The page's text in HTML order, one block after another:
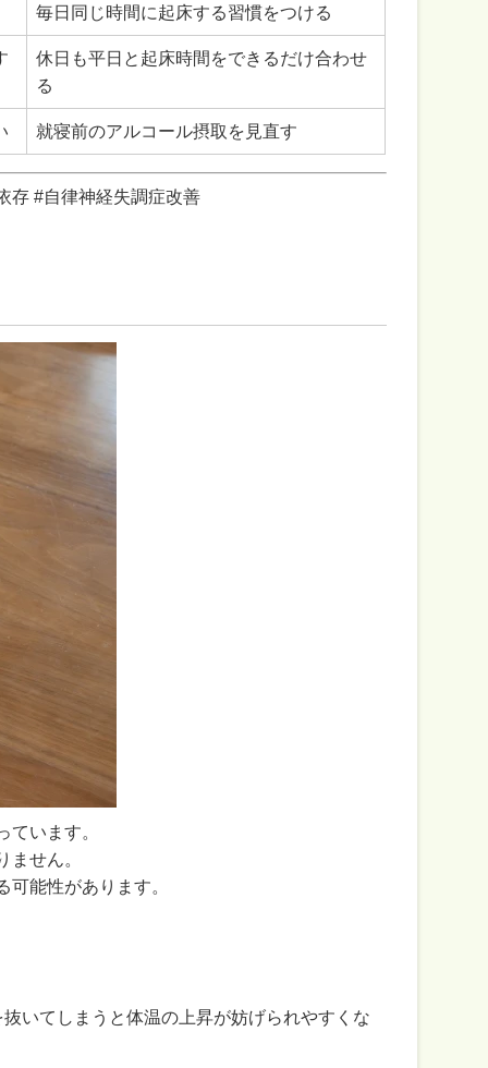
毎日同じ時間に起床する習慣をつける
休日も平日と起床時間をできるだけ合わせ
る
就寝前のアルコール摂取を見直す
存 #自律神経失調症改善
います。
せん。
能性があります。
いてしまうと体温の上昇が妨げられやすくな